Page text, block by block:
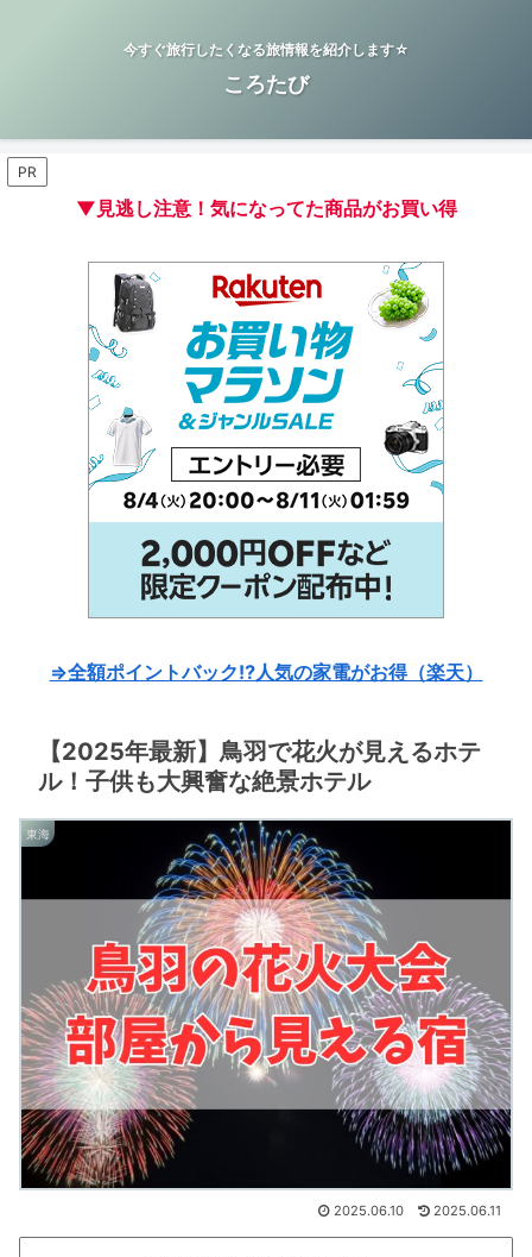
今すぐ旅行したくなる旅情報を紹介します☆
ころたび
PR
▼見逃し注意！気になってた商品がお買い得
⇒全額ポイントバック⁉人気の家電がお得（楽天）
【2025年最新】鳥羽で花火が見えるホテ
ル！子供も大興奮な絶景ホテル
東海
2025.06.10 2025.06.11